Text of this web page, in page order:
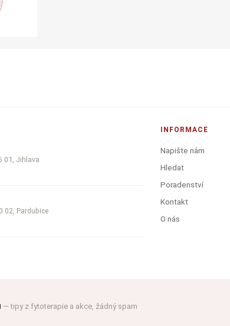
01, Jihlava
02, Pardubice
INFORMACE
Napište nám
Hledat
Poradenství
Kontakt
O nás
— tipy z fytoterapie a akce, žádný spam